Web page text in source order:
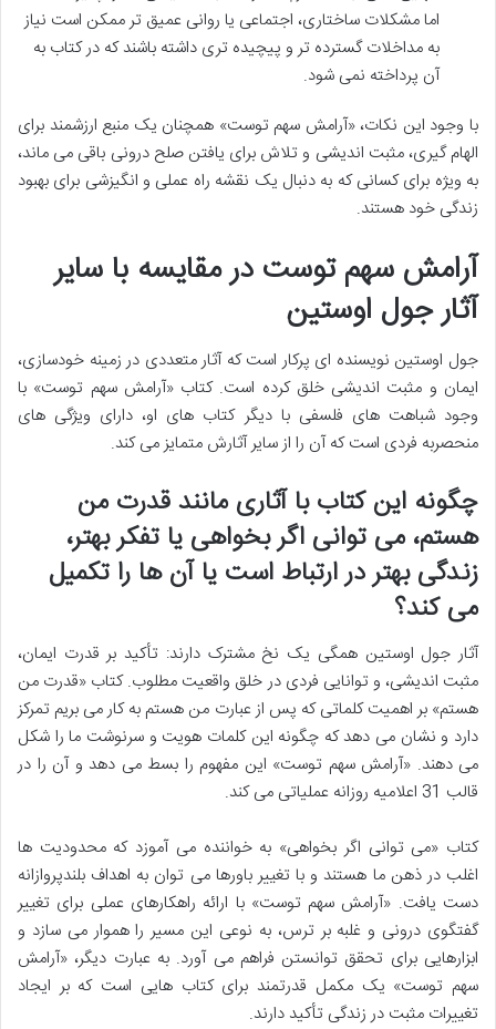
اما مشکلات ساختاری، اجتماعی یا روانی عمیق تر ممکن است نیاز
به مداخلات گسترده تر و پیچیده تری داشته باشند که در کتاب به
آن پرداخته نمی شود.
با وجود این نکات، «آرامش سهم توست» همچنان یک منبع ارزشمند برای
الهام گیری، مثبت اندیشی و تلاش برای یافتن صلح درونی باقی می ماند،
به ویژه برای کسانی که به دنبال یک نقشه راه عملی و انگیزشی برای بهبود
زندگی خود هستند.
آرامش سهم توست در مقایسه با سایر
آثار جول اوستین
جول اوستین نویسنده ای پرکار است که آثار متعددی در زمینه خودسازی،
ایمان و مثبت اندیشی خلق کرده است. کتاب «آرامش سهم توست» با
وجود شباهت های فلسفی با دیگر کتاب های او، دارای ویژگی های
منحصربه فردی است که آن را از سایر آثارش متمایز می کند.
چگونه این کتاب با آثاری مانند قدرت من
هستم، می توانی اگر بخواهی یا تفکر بهتر،
زندگی بهتر در ارتباط است یا آن ها را تکمیل
می کند؟
آثار جول اوستین همگی یک نخ مشترک دارند: تأکید بر قدرت ایمان،
مثبت اندیشی، و توانایی فردی در خلق واقعیت مطلوب. کتاب «قدرت من
هستم» بر اهمیت کلماتی که پس از عبارت من هستم به کار می بریم تمرکز
دارد و نشان می دهد که چگونه این کلمات هویت و سرنوشت ما را شکل
می دهند. «آرامش سهم توست» این مفهوم را بسط می دهد و آن را در
قالب 31 اعلامیه روزانه عملیاتی می کند.
کتاب «می توانی اگر بخواهی» به خواننده می آموزد که محدودیت ها
اغلب در ذهن ما هستند و با تغییر باورها می توان به اهداف بلندپروازانه
دست یافت. «آرامش سهم توست» با ارائه راهکارهای عملی برای تغییر
گفتگوی درونی و غلبه بر ترس، به نوعی این مسیر را هموار می سازد و
ابزارهایی برای تحقق توانستن فراهم می آورد. به عبارت دیگر، «آرامش
سهم توست» یک مکمل قدرتمند برای کتاب هایی است که بر ایجاد
تغییرات مثبت در زندگی تأکید دارند.